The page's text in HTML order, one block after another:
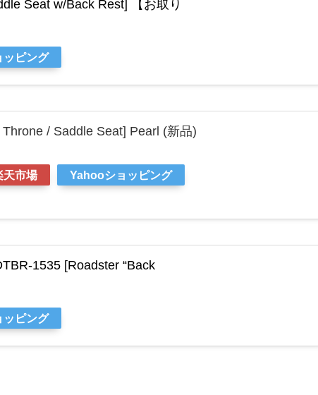
Seat w/Back Rest] 【お取り
ピング
/ Saddle Seat] Pearl (新品)
天市場 Yahooショッピング
1535 [Roadster “Back
ピング